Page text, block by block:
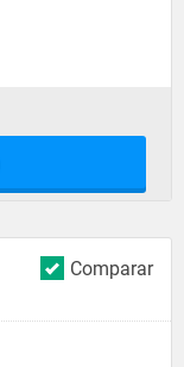
Comparar